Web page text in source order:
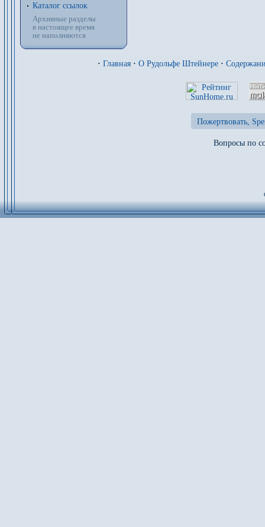
Каталог ссылок
Архивные разделы
в настоящее время
не наполняются
· Главная · О Рудольфе Штейнере ·
Пожертвовать,
Вопросы по